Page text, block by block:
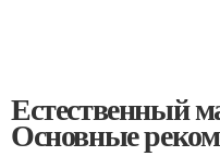
Естественный
Основные